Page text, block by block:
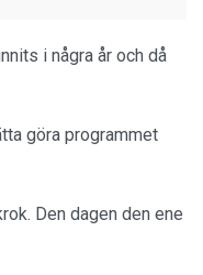
i några år och då
göra programmet
Den dagen den ene